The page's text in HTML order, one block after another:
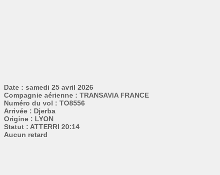
Date : samedi 25 avril 2026
Compagnie aérienne : TRANSAVIA FRANCE
Numéro du vol : TO8556
Arrivée : Djerba
Origine : LYON
Statut : ATTERRI 20:14
Aucun retard